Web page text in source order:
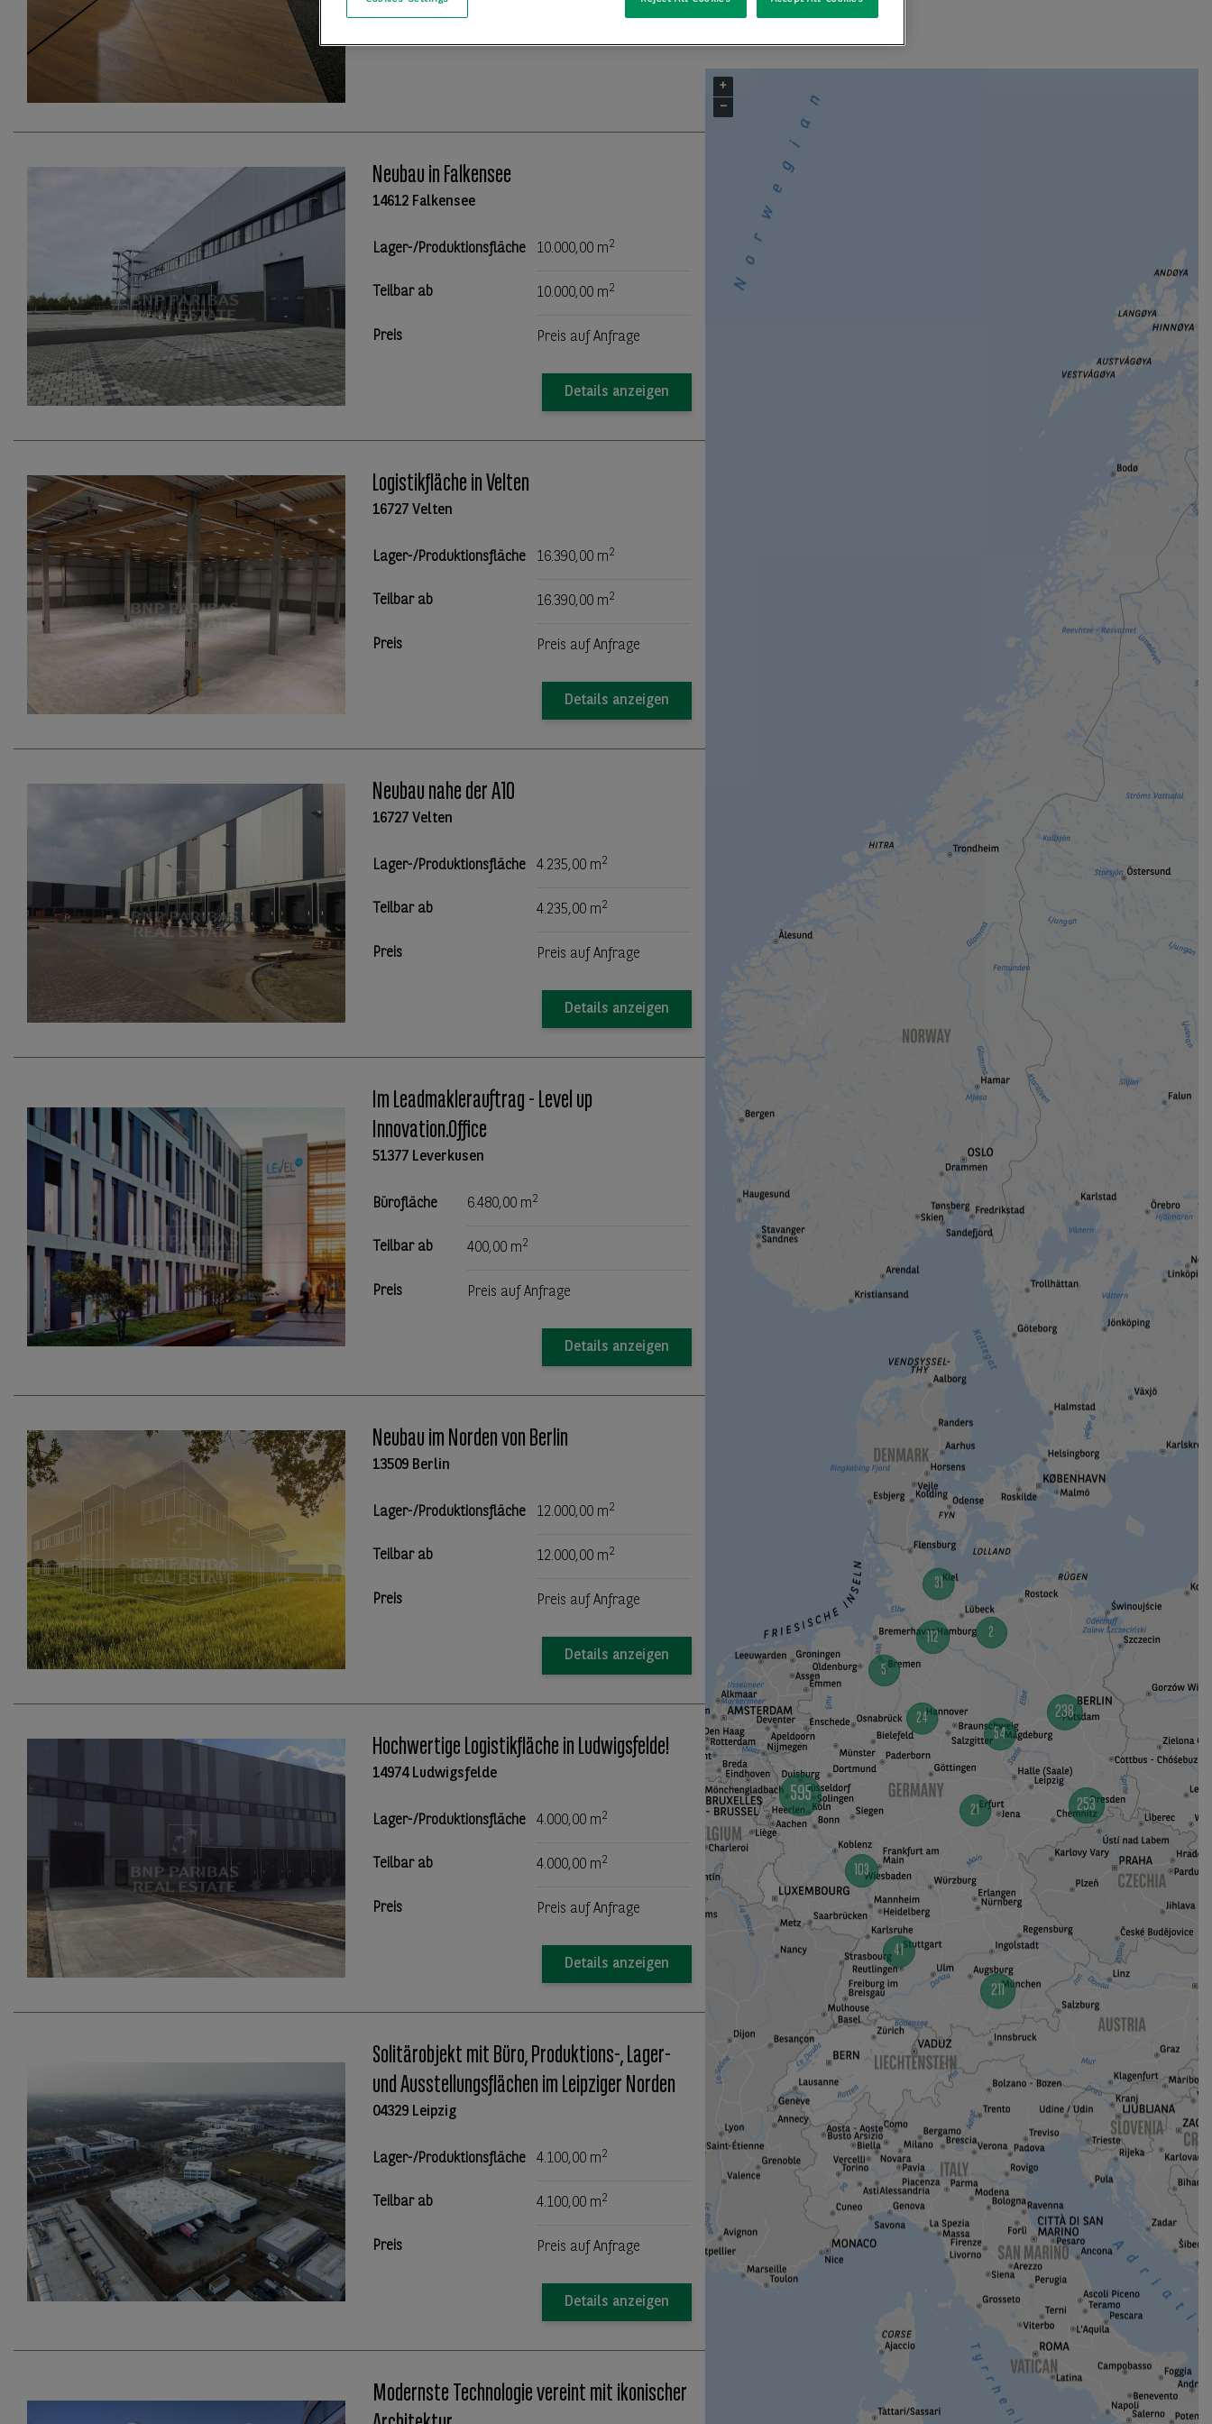
Neubau in Falkensee
14612 Falkensee
Lager-/Produktionsfläche 10.000,00 m2
Teilbar ab 10.000,00 m2
Preis Preis auf Anfrage
Details anzeigen
Logistikfläche in Velten
16727 Velten
Lager-/Produktionsfläche 16.390,00 m2
Teilbar ab 16.390,00 m2
Preis Preis auf Anfrage
Details anzeigen
Neubau nahe der A10
16727 Velten
Lager-/Produktionsfläche 4.235,00 m2
Teilbar ab 4.235,00 m2
Preis Preis auf Anfrage
Details anzeigen
Im Leadmaklerauftrag - Level up
Innovation.Office
51377 Leverkusen
Bürofläche 6.480,00 m2
Teilbar ab 400,00 m2
Preis Preis auf Anfrage
Details anzeigen
Neubau im Norden von Berlin
13509 Berlin
Lager-/Produktionsfläche 12.000,00 m2
Teilbar ab 12.000,00 m2
Preis Preis auf Anfrage
Details anzeigen
Hochwertige Logistikfläche in Ludwigsfelde!
14974 Ludwigsfelde
Lager-/Produktionsfläche 4.000,00 m2
Teilbar ab 4.000,00 m2
Preis Preis auf Anfrage
Details anzeigen
Solitärobjekt mit Büro, Produktions-, Lager-
und Ausstellungsflächen im Leipziger Norden
04329 Leipzig
Lager-/Produktionsfläche 4.100,00 m2
Teilbar ab 4.100,00 m2
Preis Preis auf Anfrage
Details anzeigen
Modernste Technologie vereint mit ikonischer
+
−